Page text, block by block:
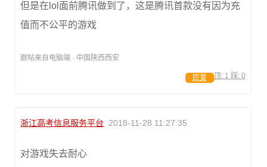
但是在lol面前腾讯做到了，这是腾讯首款没有因为充
值而不公平的游戏
跟帖来自电脑端 · 中国陕西西安
顶: 1 踩: 0
回复
浙江高考信息服务平台 2018-11-28 11:27:35
对游戏失去耐心